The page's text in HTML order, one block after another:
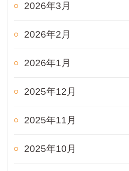
2026年3月
2026年2月
2026年1月
2025年12月
2025年11月
2025年10月